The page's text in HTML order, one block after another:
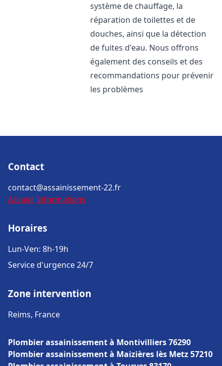
système de chauffage, la
réparation de toilettes et de
douches, ainsi que la détection
de fuites d'eau. Nous offrons
également des conseils et des
recommandations pour prévenir
les problèmes
Contact
contact@assainissement-22.fr
Accueil Informations
Horaires
Lun-Ven: 8h-19h
Service d'urgence 24/7
Zone intervention
Reims, France
Plombier assainissement à Montivilliers 76290
Plombier assainissement à Maizières lès Metz 57210